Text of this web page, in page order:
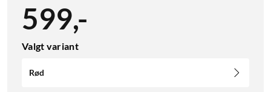
599,-
Valgt variant
Rød